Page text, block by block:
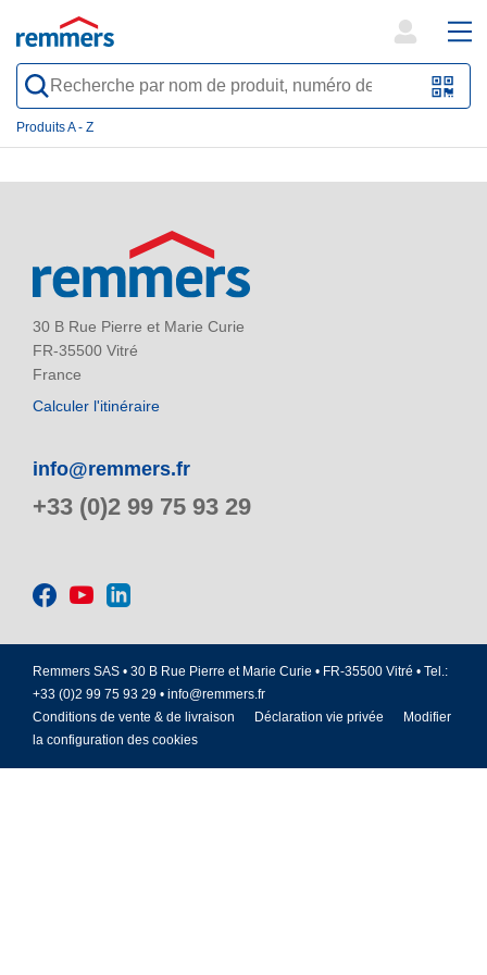
QR-
search
form
Produits A - Z
30 B Rue Pierre et Marie Curie
FR-35500 Vitré
France
Calculer l'itinéraire
info@remmers.fr
+33 (0)2 99 75 93 29
Remmers SAS • 30 B Rue Pierre et Marie Curie • FR-35500 Vitré • Tel.:
+33 (0)2 99 75 93 29 • info@remmers.fr
Conditions de vente & de livraison
Déclaration vie privée
Modifier
la configuration des cookies